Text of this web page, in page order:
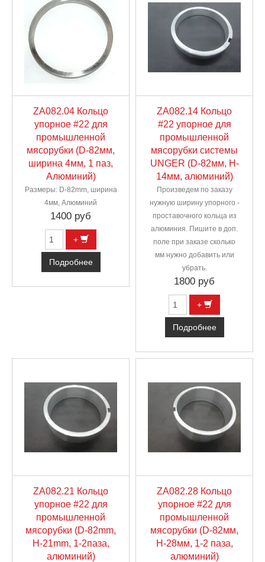
ZA082.04 Кольцо
упорное #22 для
промышленной
мясорубки (D-82мм,
ширина 4мм, 1 паз,
Алюминий)
Размеры: D-82mm, ширина
4мм, Алюминий
1400 руб
+
Подробнее
ZA082.14 Кольцо
#22 упорное для
промышленной
мясорубки системы
UNGER (D-82мм, H-
14мм, алюминий)
Произведем по заказу
нужную ширину упорного -
проставочного кольца из
алюминия. Пишите в доп.
поле при заказе сколько
мм нужно добавить или
убрать.
1800 руб
+
Подробнее
ZA082.21 Кольцо
упорное #22 для
промышленной
мясорубки (D-82mm,
H-21mm, 1-2паза,
алюминий)
ZA082.28 Кольцо
упорное #22 для
промышленной
мясорубки (D-82мм,
H-28мм, 1-2 паза,
алюминий)